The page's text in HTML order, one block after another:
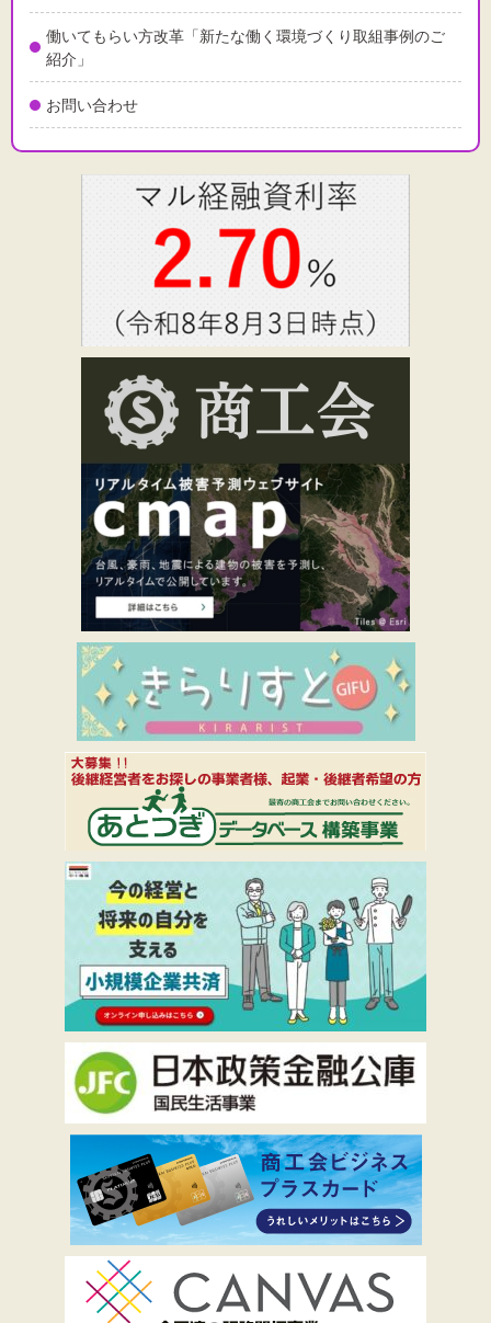
働いてもらい方改革「新たな働く環境づくり取組事例のご
紹介」
お問い合わせ